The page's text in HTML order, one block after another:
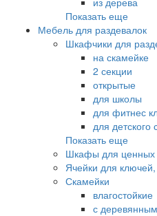
Показать еще
Мебель для раздевалок
Шкафчики для
на скамейке
2 секции
открытые
для школы
для фитнес
для детского
Показать еще
Шкафы для
Ячейки для
Скамейки
влагостойкие
с